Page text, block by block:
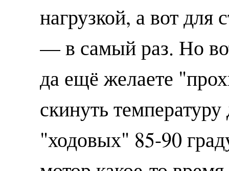
нагрузкой, а вот для
— в самый раз. Но
да ещё желаете
скинуть
"ходовых" 85-90